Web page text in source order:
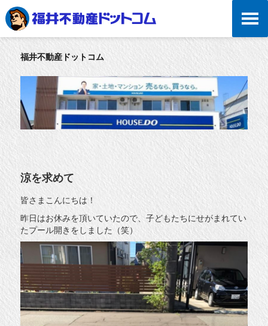
福井不動産ドットコム
涼を求めて
皆さまこんにちは！
昨日はお休みを頂いていたので、子どもたちにせがまれてい
たプール開きをしました（笑）